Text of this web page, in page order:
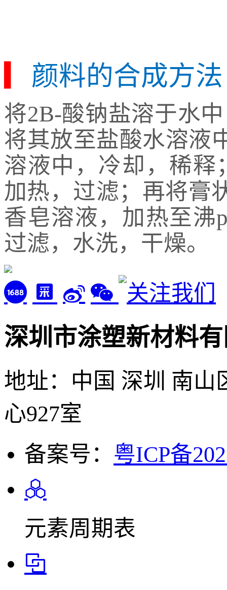
颜料的合成方法
将2B-酸钠盐溶于水
将其放至盐酸水溶液
溶液中，冷却，稀释
加热，过滤；再将膏
香皂溶液，加热至沸
过滤，水洗，干燥。
深圳市涂塑新材料
地址：中国 深圳 南山
心927室
备案号： 粤ICP备
元素周期表